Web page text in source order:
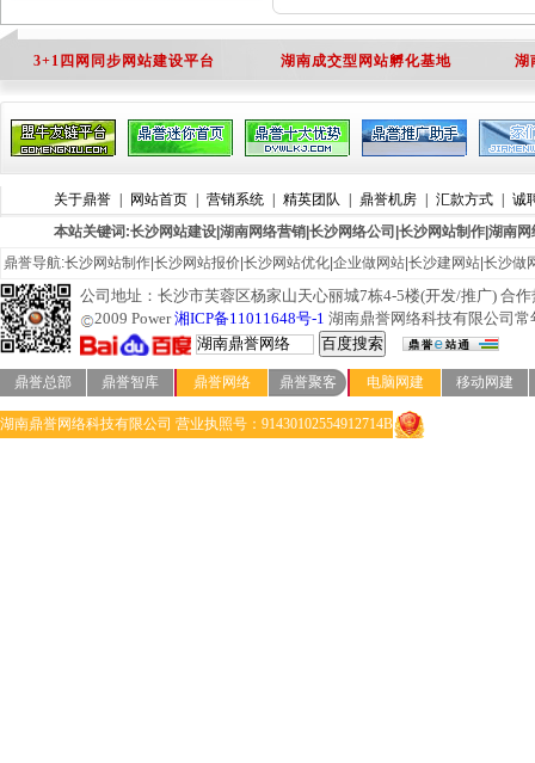
3+1四网同步网站建设平台 湖南成交型网站孵化基地 湖
关于鼎誉 网站首页 营销系统 精英团队 鼎誉机房 汇款方式
诚
本站关键词:长沙网站建设|湖南网络营销|长沙网络公司|长沙网站制作|湖南
鼎誉导航:长沙网站制作| 长沙网站报价| 长沙网站优化| 企业做网站| 长沙建网站| 长沙做
公司地址：长沙市芙蓉区杨家山天心丽城7栋4-5楼(开发/推广) 合
2009 Power湘ICP备11011648号-1 湖南鼎誉网络科技有限公司
鼎誉总部 鼎誉智库 鼎誉网络 鼎誉聚客 电脑网建 移动网建
湖南鼎誉网络科技有限公司 营业执照号：91430102554912714B